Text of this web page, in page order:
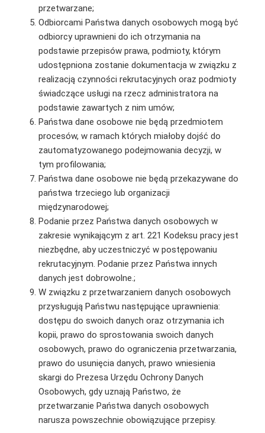
przetwarzane;
Odbiorcami Państwa danych osobowych mogą być
odbiorcy uprawnieni do ich otrzymania na
podstawie przepisów prawa, podmioty, którym
udostępniona zostanie dokumentacja w związku z
realizacją czynności rekrutacyjnych oraz podmioty
świadczące usługi na rzecz administratora na
podstawie zawartych z nim umów;
Państwa dane osobowe nie będą przedmiotem
procesów, w ramach których miałoby dojść do
zautomatyzowanego podejmowania decyzji, w
tym profilowania;
Państwa dane osobowe nie będą przekazywane do
państwa trzeciego lub organizacji
międzynarodowej;
Podanie przez Państwa danych osobowych w
zakresie wynikającym z art. 221 Kodeksu pracy jest
niezbędne, aby uczestniczyć w postępowaniu
rekrutacyjnym. Podanie przez Państwa innych
danych jest dobrowolne.;
W związku z przetwarzaniem danych osobowych
przysługują Państwu następujące uprawnienia:
dostępu do swoich danych oraz otrzymania ich
kopii, prawo do sprostowania swoich danych
osobowych, prawo do ograniczenia przetwarzania,
prawo do usunięcia danych, prawo wniesienia
skargi do Prezesa Urzędu Ochrony Danych
Osobowych, gdy uznają Państwo, że
przetwarzanie Państwa danych osobowych
narusza powszechnie obowiązujące przepisy.